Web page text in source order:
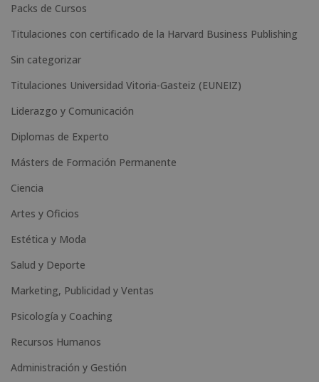
v
e
Packs de Cursos
Titulaciones con certificado de la Harvard Business Publishing
Sin categorizar
Titulaciones Universidad Vitoria-Gasteiz (EUNEIZ)
Liderazgo y Comunicación
Diplomas de Experto
Másters de Formación Permanente
Ciencia
Artes y Oficios
Estética y Moda
Salud y Deporte
Marketing, Publicidad y Ventas
Psicología y Coaching
Recursos Humanos
Administración y Gestión